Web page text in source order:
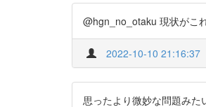
@hgn_no_otaku 現状がこ
2022-10-10 21:16:37
思ったより微妙な問題みた